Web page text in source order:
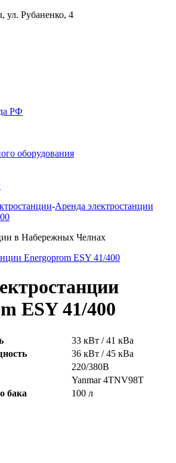
ул. Рубаненко, 4
РФ
оборудования
-Аренда электростанции
в Набережных Челнах
ESY 41/400
33 кВт / 41 кВа
36 кВт / 45 кВа
220/380В
Yanmar 4TNV98T
бака
100 л